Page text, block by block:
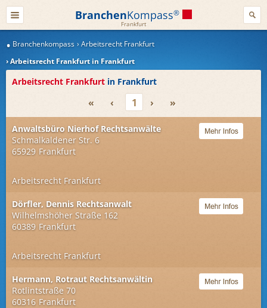
BranchenKompass®
Frankfurt
Branchenkompass
Arbeitsrecht Frankfurt
Arbeitsrecht Frankfurt in Frankfurt
Arbeitsrecht Frankfurt in Frankfurt
« ‹ 1 › »
Anwaltsbüro Nierhof Rechtsanwälte
Schmalkaldener Str. 6
65929 Frankfurt
Arbeitsrecht Frankfurt
Dörfler, Dennis Rechtsanwalt
Wilhelmshöher Straße 162
60389 Frankfurt
Arbeitsrecht Frankfurt
Hermann, Rotraut Rechtsanwältin
Rotlintstraße 70
60316 Frankfurt